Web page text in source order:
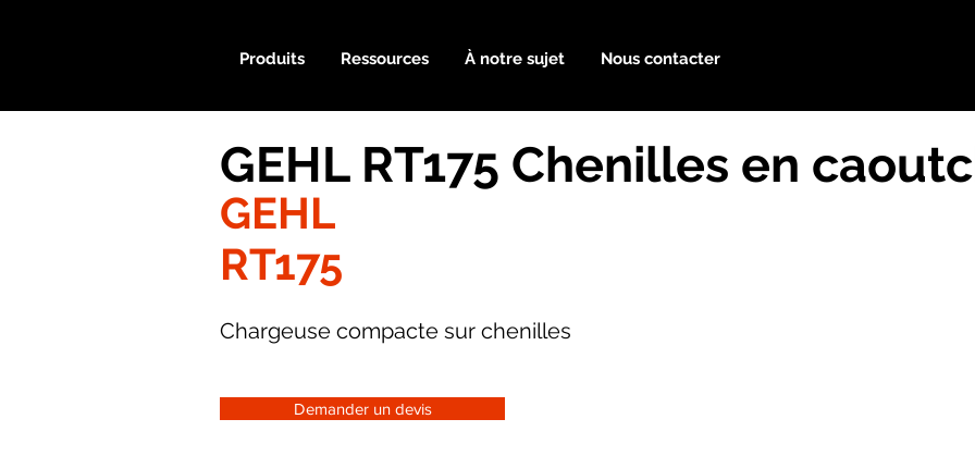
Produits Ressources À notre sujet Nous contacter
GEHL RT175 Chenilles en
GEHL
RT175
Chargeuse compacte sur chenilles
Demander un devis